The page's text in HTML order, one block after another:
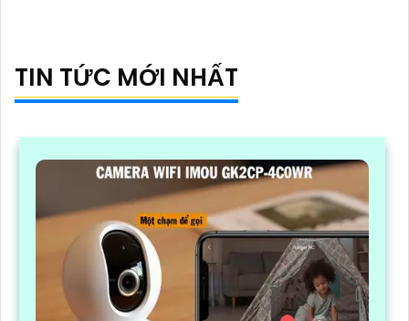
TIN TỨC MỚI NHẤT